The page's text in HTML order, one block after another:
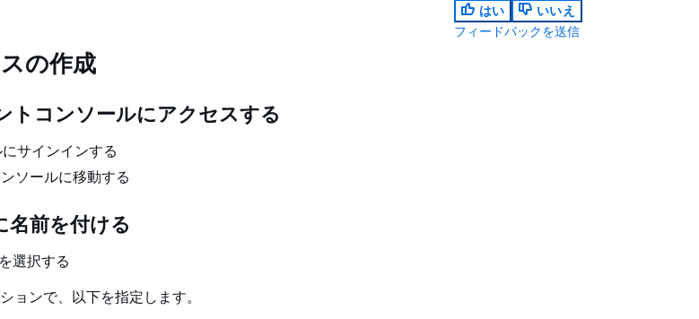
の作成
トコンソールにアクセスする
サインインする
ソールに移動する
名前を付ける
を選択する
ョンで、以下を指定します。
はい
いいえ
フィードバックを送信